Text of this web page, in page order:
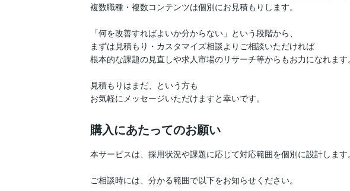
複数職種・複数コンテンツは個別にお見積もりします。
「何を改善すればよいか分からない」という段階から、
まずは見積もり・カスタマイズ相談よりご相談いただければ
根本的な課題の見直しや求人市場のリサーチ等からもお力になれます。
見積もりはまだ、という方も
お気軽にメッセージいただけますと幸いです。
購入にあたってのお願い
本サービスは、採用状況や課題に応じて対応範囲を個別に設計します。
ご相談時には、分かる範囲で以下をお知らせください。